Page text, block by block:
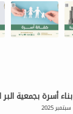
أسرة بجمعية البر